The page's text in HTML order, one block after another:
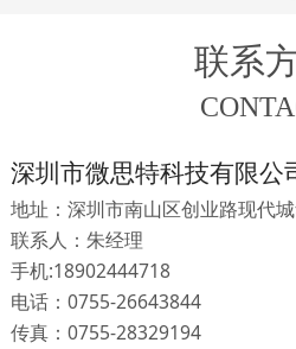
联系
深圳市微思特科技有限公
地址：深圳市南山区创业路现代
联系人：朱经理
手机:18902444718
电话：0755-26643844
传真：0755-28329194